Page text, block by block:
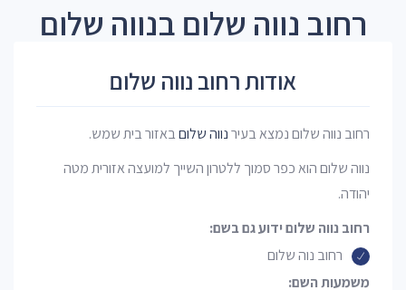
רחוב נווה שלום בנווה שלום
אודות רחוב נווה שלום
רחוב נווה שלום נמצא בעירנווה שלוםבאזור בית שמש.
נווה שלום הוא כפר סמוך ללטרון השייך למועצה אזורית מטה
יהודה.
רחוב נווה שלום ידוע גם בשם:
רחוב נוה שלום
משמעות השם: